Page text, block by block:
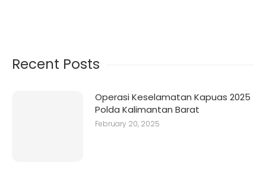
Recent Posts
Operasi Keselamatan Kapuas 2025
Polda Kalimantan Barat
February 20, 2025